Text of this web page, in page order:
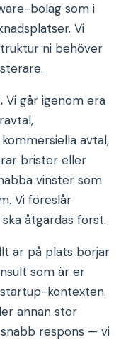
bolag som i
Vi
ni behöver
Vi går igenom era
avtal,
brister eller
vinster som
Vi föreslår
åtgärdas först.
är på plats börjar
som är er
kontexten.
annan stor
respons — vi